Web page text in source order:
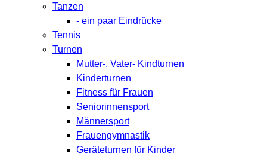
Tanzen
- ein paar Eindrücke
Tennis
Turnen
Mutter-, Vater- Kindturnen
Kinderturnen
Fitness für Frauen
Seniorinnensport
Männersport
Frauengymnastik
Geräteturnen für Kinder